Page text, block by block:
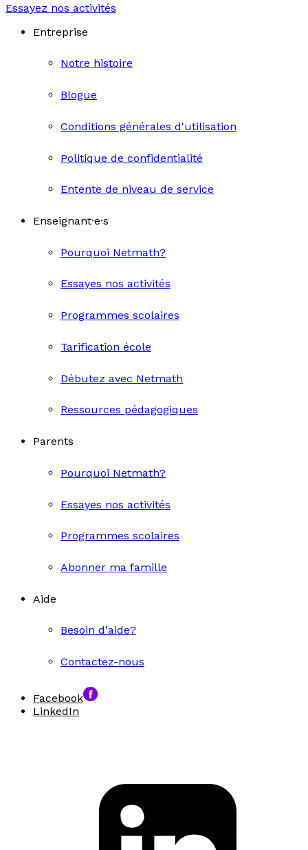
Essayez nos activités
Entreprise
Notre histoire
Blogue
Conditions générales d'utilisation
Politique de confidentialité
Entente de niveau de service
Enseignant·e·s
Pourquoi Netmath?
Essayes nos activités
Programmes scolaires
Tarification école
Débutez avec Netmath
Ressources pédagogiques
Parents
Pourquoi Netmath?
Essayes nos activités
Programmes scolaires
Abonner ma famille
Aide
Besoin d'aide?
Contactez-nous
Facebook
LinkedIn